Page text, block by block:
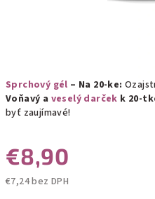
Sprchový gél – Na 20-ke:
Voňavý a veselý darček k 20-
byť zaujímavé!
€8,90
€7,24 bez DPH